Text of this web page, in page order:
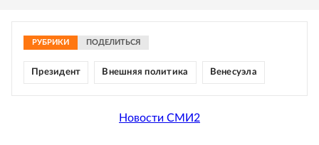
РУБРИКИ ПОДЕЛИТЬСЯ
Президент Внешняя политика Венесуэла
Новости СМИ2